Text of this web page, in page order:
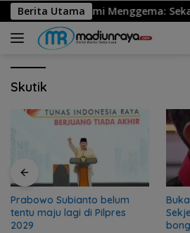
Berita Utama
Ponorogo Resmi Menggema:
Skutik
Prabowo Subianto belum
tentu maju lagi di Pilpres
2029